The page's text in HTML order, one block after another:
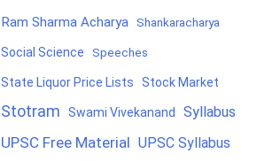
Ram Sharma Acharya Shankaracharya
Social Science Speeches
State Liquor Price Lists Stock Market
Stotram Swami Vivekanand Syllabus
UPSC Free Material UPSC Syllabus